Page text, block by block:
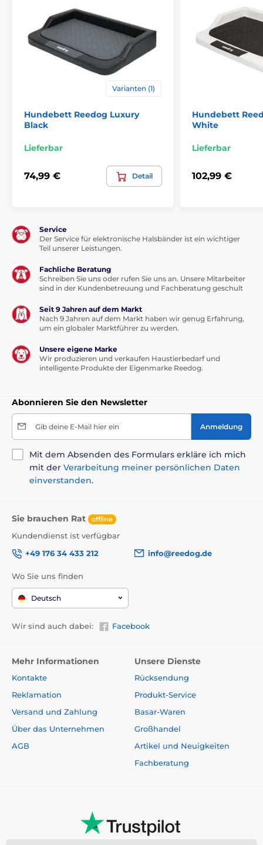
hochwertiges und langlebiges Material
für jeden Hund geeignet
Luxus-Design
orthopädische Matratze
Technische Spezifikationen können ohne vorherige
Ankündigung geändert werden. Die Bilder dienen nur
Das Produkt ist in Kategorien eingeteilt
Ortopedische Für kleine Hunde
Varianten (1)
Hundebett Reedog Luxury
Black
Lieferbar
74,99 € Detail
Hundebett
White
Lieferbar
102,99 €
Service
Der Service für elektronische Halsbänder ist ein wichtiger
Teil unserer Leistungen.
Fachliche Beratung
Schreiben Sie uns oder rufen Sie uns an. Unsere Mitarbeiter
sind in der Kundenbetreuung und Fachberatung geschult
Seit 9 Jahren auf dem Markt
Nach 9 Jahren auf dem Markt haben wir genug Erfahrung,
um ein globaler Marktführer zu werden.
Unsere eigene Marke
Wir produzieren und verkaufen Haustierbedarf und
intelligente Produkte der Eigenmarke Reedog.
Abonnieren Sie den Newsletter
Gib deine E-Mail hier ein Anmeldung
Mit dem Absenden des Formulars erkläre ich mich
mit der Verarbeitung meiner persönlichen Daten
einverstanden.
Sie brauchen Rat offline
Kundendienst ist verfügbar
+49 176 34 433 212
info@reedog.de
Wo Sie uns finden
Deutsch
Wir sind auch dabei: Facebook
Mehr Informationen
Kontakte
Reklamation
Versand und Zahlung
Über das Unternehmen
AGB
Unsere Dienste
Rücksendung
Produkt-Service
Basar-Waren
Großhandel
Artikel und Neuigkeiten
Fachberatung